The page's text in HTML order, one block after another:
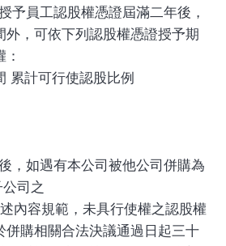
予員工認股權憑證屆滿二年後，
外，可依下列認股權憑證授予期
累計可行使認股比例
，如遇有本公司被他公司併購為
司之
內容規範，未具行使權之認股權
併購相關合法決議通過日起三十